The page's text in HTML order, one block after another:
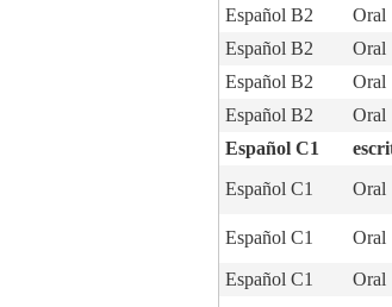
Español B2
Oral
Español B2
Oral
Español B2
Oral
Español B2
Oral
Español C1
Español C1
Oral
Español C1 Oral
Español C1 Oral